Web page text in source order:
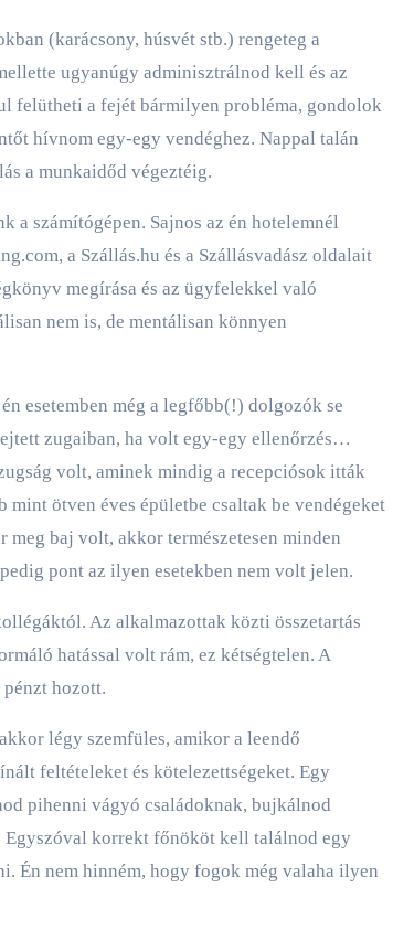
(karácsony, húsvét stb.) rengeteg a
ugyanúgy adminisztrálnod kell és az
felütheti a fejét bármilyen probléma, gondolok
hívnom egy-egy vendéghez. Nappal talán
a munkaidőd végeztéig.
a számítógépen. Sajnos az én hotelemnél
a Szállás.hu és a Szállásvadász oldalait
megírása és az ügyfelekkel való
nem is, de mentálisan könnyen
esetemben még a legfőbb(!) dolgozók se
zugaiban, ha volt egy-egy ellenőrzés…
volt, aminek mindig a recepciósok itták
mint ötven éves épületbe csaltak be vendégeket
baj volt, akkor természetesen minden
pont az ilyen esetekben nem volt jelen.
Az alkalmazottak közti összetartás
hatással volt rám, ez kétségtelen. A
hozott.
légy szemfüles, amikor a leendő
feltételeket és kötelezettségeket. Egy
pihenni vágyó családoknak, bujkálnod
korrekt főnököt kell találnod egy
Én nem hinném, hogy fogok még valaha ilyen